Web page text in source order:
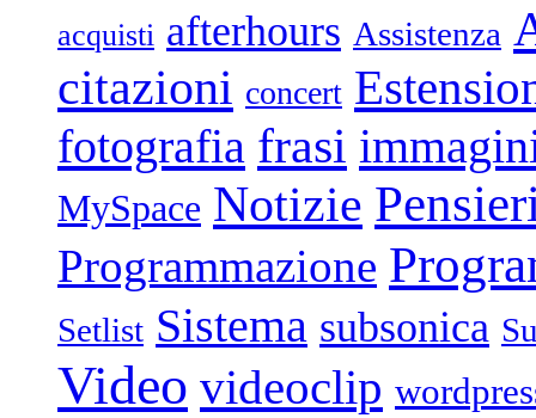
acquisti afterhours Assistenza
citazioni concert
fotografia frasi
MySpace Notizie
Programmazione
Setlist Sistema subsonica
Video videoclip